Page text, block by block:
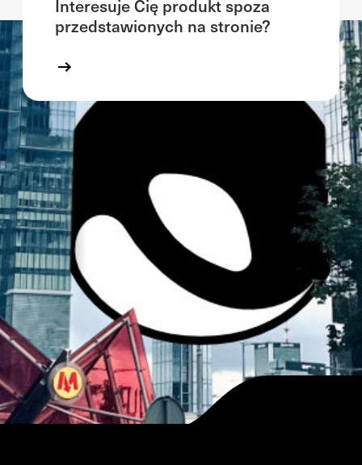
Interesuje Cię produkt spoza
przedstawionych na stronie?